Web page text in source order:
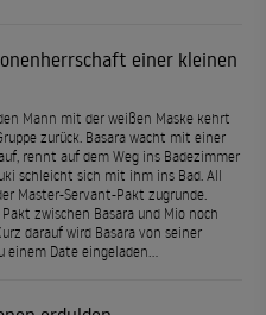
einer kleinen
Mann mit der weißen Maske kehrt
zurück. Basara wacht mit einer
rennt auf dem Weg ins Badezimmer
schleicht sich mit ihm ins Bad. All
Master-Servant-Pakt zugrunde.
zwischen Basara und Mio noch
darauf wird Basara von seiner
einem Date eingeladen...